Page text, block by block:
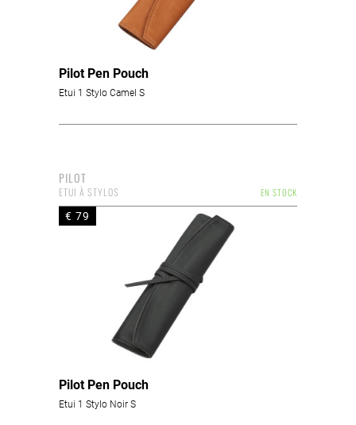
Pilot Pen Pouch
Etui 1 Stylo Camel S
PILOT
EN STOCK
ETUI À STYLOS
€ 79
Pilot Pen Pouch
Etui 1 Stylo Noir S